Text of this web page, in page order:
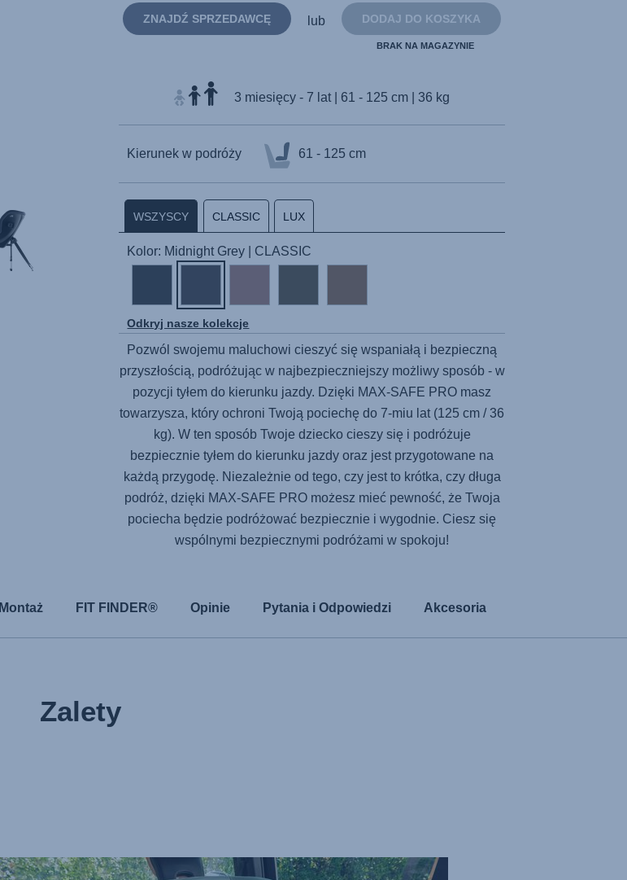
strony.
DODAJ DO KOSZYKA
BRAK NA MAGAZYNIE
lub
ZNAJDŹ SPRZEDAWCĘ
3 miesięcy - 7 lat | 61 - 125 cm | 36 kg
Kierunek w podróży 61 - 125 cm
WSZYSCY CLASSIC LUX
Kolor: Midnight Grey | CLASSIC
Odkryj nasze kolekcje
Pozwól swojemu maluchowi cieszyć się wspaniałą i bezpieczną
przyszłością, podróżując w najbezpieczniejszy możliwy sposób - w
pozycji tyłem do kierunku jazdy. Dzięki MAX-SAFE PRO masz
towarzysza, który ochroni Twoją pociechę do 7-miu lat (125 cm / 36
kg). W ten sposób Twoje dziecko cieszy się i podróżuje
bezpiecznie tyłem do kierunku jazdy oraz jest przygotowane na
każdą przygodę. Niezależnie od tego, czy jest to krótka, czy długa
podróż, dzięki MAX-SAFE PROmożesz mieć pewność, że Twoja
pociecha będzie podróżować bezpiecznie i wygodnie. Ciesz się
wspólnymi bezpiecznymi podróżami w spokoju!
Montaż FIT FINDER® Opinie Pytania i Odpowiedzi Akcesoria
Zalety